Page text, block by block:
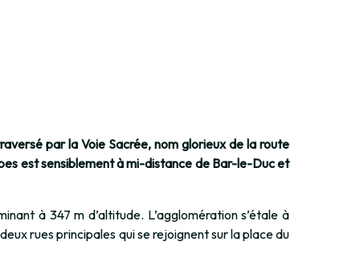
par la Voie Sacrée, nom glorieux de la route
est sensiblement à mi-distance de Bar-le-Duc et
à 347 m d’altitude. L’agglomération s’étale à
rues principales qui se rejoignent sur la place du